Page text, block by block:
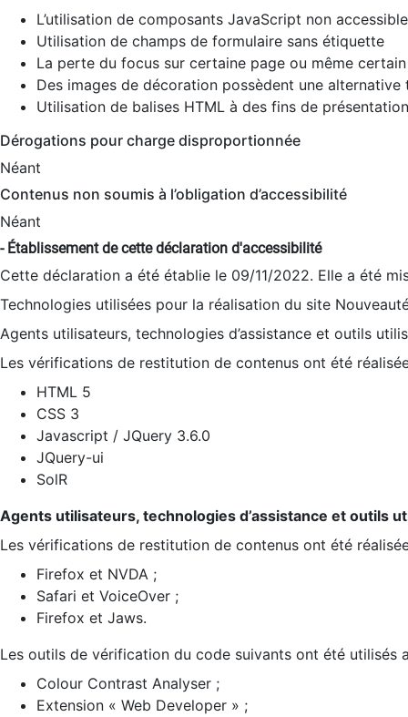
L’utilisation de composants JavaScript non
Utilisation de champs de formulaire sans étiquette
La perte du focus sur certaine page ou même
Des images de décoration possèdent une alternative
Utilisation de balises HTML à des fins de
Dérogations pour charge disproportionnée
Néant
Contenus non soumis à l’obligation d’accessibilité
Néant
- Établissement de cette déclaration d'accessibilité
Cette déclaration a été établie le 09/11/2022. Elle a été
Technologies utilisées pour la réalisation du site
Agents utilisateurs, technologies d’assistance et outils
Les vérifications de restitution de contenus ont été
HTML 5
CSS 3
Javascript / JQuery 3.6.0
JQuery-ui
SolR
Agents utilisateurs, technologies d’assistance et outils
Les vérifications de restitution de contenus ont été
Firefox et NVDA ;
Safari et VoiceOver ;
Firefox et Jaws.
Les outils de vérification du code suivants ont été utilisés
Colour Contrast Analyser ;
Extension « Web Developer » ;